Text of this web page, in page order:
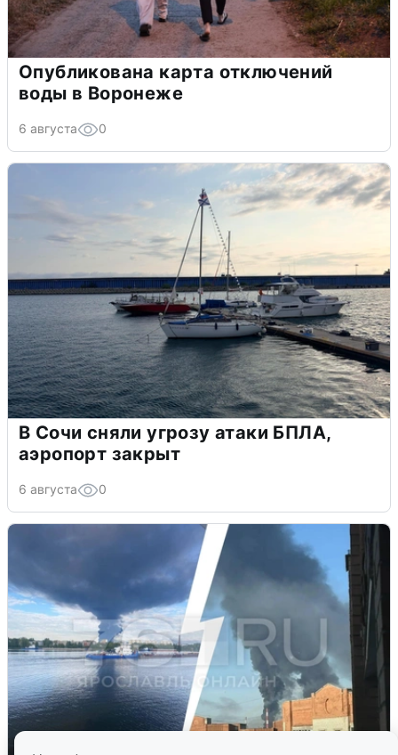
Опубликована карта отключений
воды в Воронеже
6 августа 0
В Сочи сняли угрозу атаки БПЛА,
аэропорт закрыт
6 августа 0